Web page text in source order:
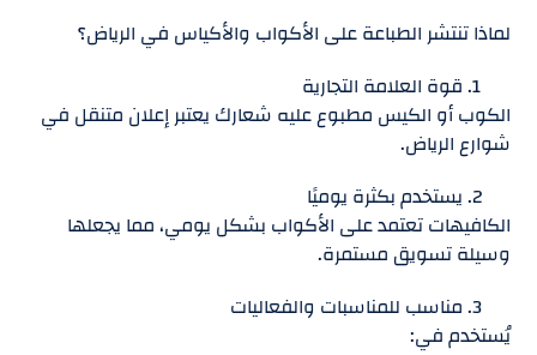
لماذا تنتشر الطباعة على الأكواب والأكياس في الرياض؟
قوة العلامة التجارية
الكوب أو الكيس مطبوع عليه شعارك يعتبر إعلان متنقل في
شوارع الرياض.
يستخدم بكثرة يوميًا
الكافيهات تعتمد على الأكواب بشكل يومي، مما يجعلها
وسيلة تسويق مستمرة.
مناسب للمناسبات والفعاليات
يُستخدم في: